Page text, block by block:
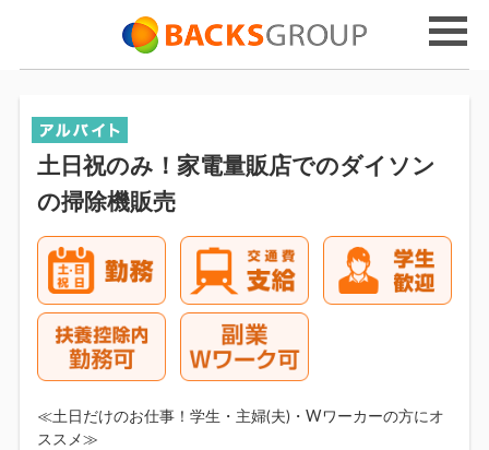
土日祝のみ！家電量販店でのダイソン
の掃除機販売
≪土日だけのお仕事！学生・主婦(夫)・Wワーカーの方にオ
ススメ≫